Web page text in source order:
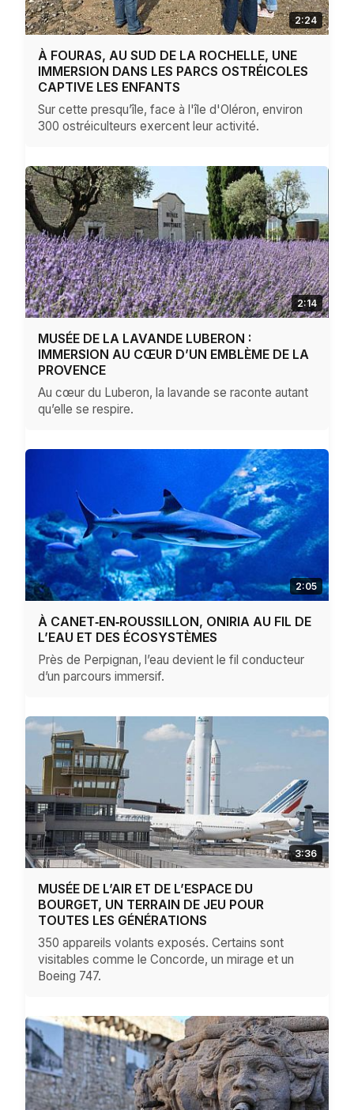
2:24
À FOURAS, AU SUD DE LA ROCHELLE, UNE
IMMERSION DANS LES PARCS OSTRÉICOLES
CAPTIVE LES ENFANTS
Sur cette presqu’île, face à l'île d'Oléron, environ
300 ostréiculteurs exercent leur activité.
2:14
MUSÉE DE LA LAVANDE LUBERON :
IMMERSION AU CŒUR D’UN EMBLÈME DE LA
PROVENCE
Au cœur du Luberon, la lavande se raconte autant
qu’elle se respire.
2:05
À CANET‑EN‑ROUSSILLON, ONIRIA AU FIL DE
L’EAU ET DES ÉCOSYSTÈMES
Près de Perpignan, l’eau devient le fil conducteur
d’un parcours immersif.
3:36
MUSÉE DE L’AIR ET DE L’ESPACE DU
BOURGET, UN TERRAIN DE JEU POUR
TOUTES LES GÉNÉRATIONS
350 appareils volants exposés. Certains sont
visitables comme le Concorde, un mirage et un
Boeing 747.